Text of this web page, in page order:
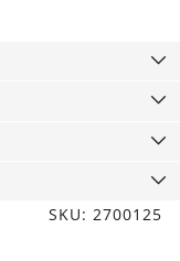
SKU: 2700125